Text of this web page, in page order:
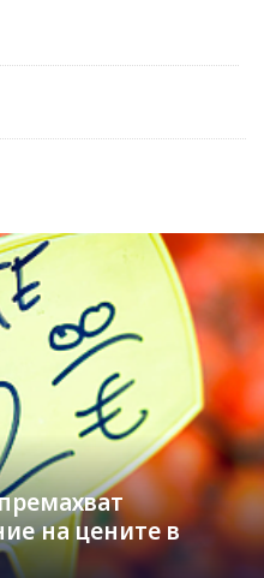
на цените в